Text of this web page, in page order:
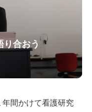
り合おう
年間かけて看護研究